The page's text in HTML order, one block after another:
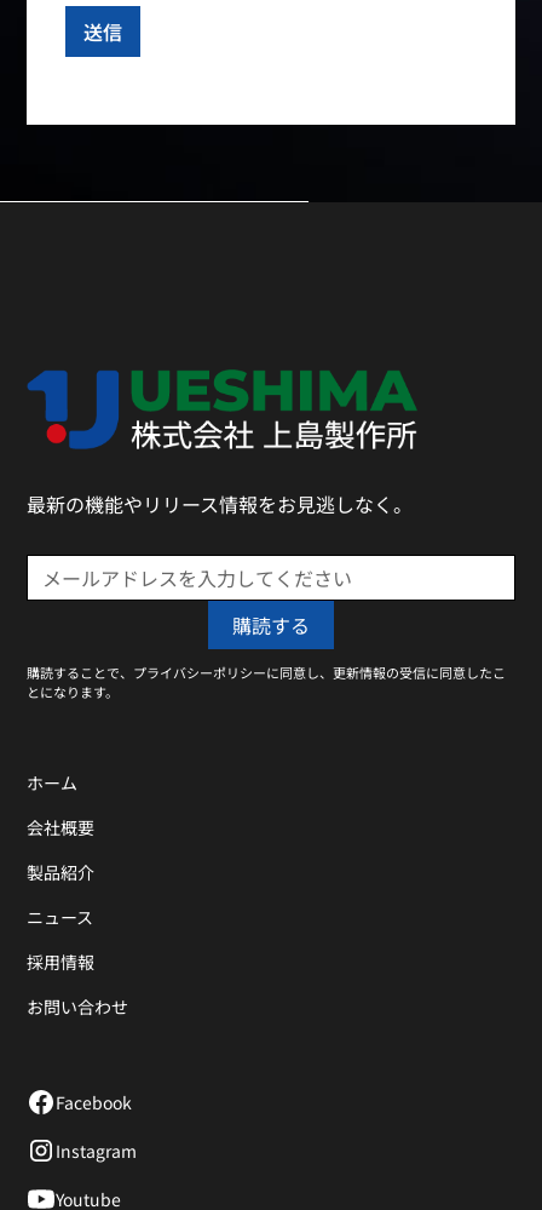
最新の機能やリリース情報をお見逃しなく。
購読することで、プライバシーポリシーに同意し、更新情報の受信に同意したこ
とになります。
ホーム
会社概要
製品紹介
ニュース
採用情報
お問い合わせ
Facebook
Instagram
Youtube